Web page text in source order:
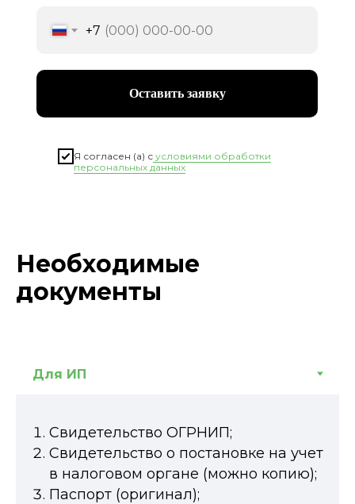
+7
Оставить заявку
Я согласен (а) с условиями обработки
персональных данных
Необходимые
документы
Свидетельство ОГРНИП;
Свидетельство о постановке на учет
в налоговом органе (можно копию);
Паспорт (оригинал);